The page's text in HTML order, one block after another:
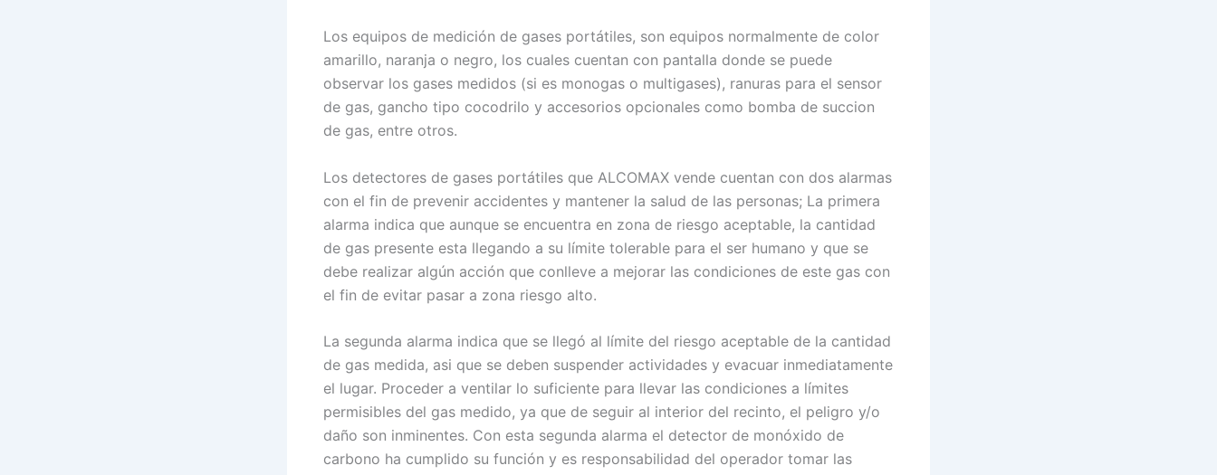
Los equipos de medición de gases portátiles, son equipos normalmente de color
amarillo, naranja o negro, los cuales cuentan con pantalla donde se puede
observar los gases medidos (si es monogas o multigases), ranuras para el sensor
de gas, gancho tipo cocodrilo y accesorios opcionales como bomba de succion
de gas, entre otros.
Los detectores de gases portátiles que ALCOMAX vende cuentan con dos alarmas
con el fin de prevenir accidentes y mantener la salud de las personas; La primera
alarma indica que aunque se encuentra en zona de riesgo aceptable, la cantidad
de gas presente esta llegando a su límite tolerable para el ser humano y que se
debe realizar algún acción que conlleve a mejorar las condiciones de este gas con
el fin de evitar pasar a zona riesgo alto.
La segunda alarma indica que se llegó al límite del riesgo aceptable de la cantidad
de gas medida, asi que se deben suspender actividades y evacuar inmediatamente
el lugar. Proceder a ventilar lo suficiente para llevar las condiciones a límites
permisibles del gas medido, ya que de seguir al interior del recinto, el peligro y/o
daño son inminentes. Con esta segunda alarma el detector de monóxido de
carbono ha cumplido su función y es responsabilidad del operador tomar las